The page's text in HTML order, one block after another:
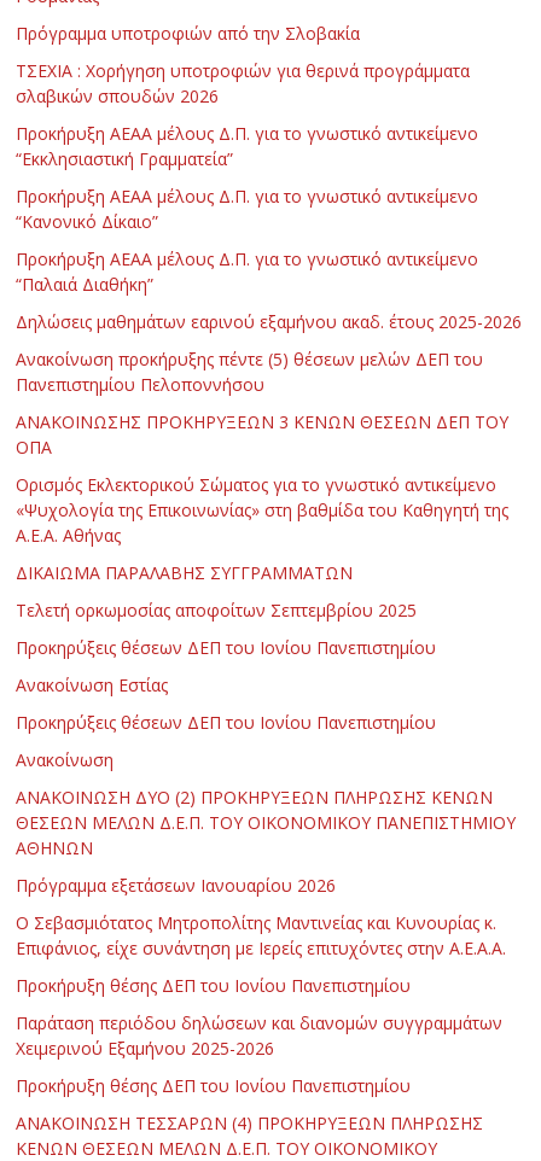
Πρόγραμμα υποτροφιών από την Σλοβακία
ΤΣΕΧΙΑ : Χορήγηση υποτροφιών για θερινά προγράμματα
σλαβικών σπουδών 2026
Προκήρυξη ΑΕΑΑ μέλους Δ.Π. για το γνωστικό αντικείμενο
“Εκκλησιαστική Γραμματεία”
Προκήρυξη ΑΕΑΑ μέλους Δ.Π. για το γνωστικό αντικείμενο
“Κανονικό Δίκαιο”
Προκήρυξη ΑΕΑΑ μέλους Δ.Π. για το γνωστικό αντικείμενο
“Παλαιά Διαθήκη”
Δηλώσεις μαθημάτων εαρινού εξαμήνου ακαδ. έτους 2025-2026
Ανακοίνωση προκήρυξης πέντε (5) θέσεων μελών ΔΕΠ του
Πανεπιστημίου Πελοποννήσου
ΑΝΑΚΟΙΝΩΣΗΣ ΠΡΟΚΗΡΥΞΕΩΝ 3 ΚΕΝΩΝ ΘΕΣΕΩΝ ΔΕΠ ΤΟΥ
ΟΠΑ
Ορισμός Εκλεκτορικού Σώματος για το γνωστικό αντικείμενο
«Ψυχολογία της Επικοινωνίας» στη βαθμίδα του Καθηγητή της
Α.Ε.Α. Αθήνας
ΔΙΚΑΙΩΜΑ ΠΑΡΑΛΑΒΗΣ ΣΥΓΓΡΑΜΜΑΤΩΝ
Τελετή ορκωμοσίας αποφοίτων Σεπτεμβρίου 2025
Προκηρύξεις θέσεων ΔΕΠ του Ιονίου Πανεπιστημίου
Ανακοίνωση Εστίας
Προκηρύξεις θέσεων ΔΕΠ του Ιονίου Πανεπιστημίου
Ανακοίνωση
ΑΝΑΚΟΙΝΩΣΗ ΔΥΟ (2) ΠΡΟΚΗΡΥΞΕΩΝ ΠΛΗΡΩΣΗΣ ΚΕΝΩΝ
ΘΕΣΕΩΝ ΜΕΛΩΝ Δ.Ε.Π. ΤΟΥ ΟΙΚΟΝΟΜΙΚΟΥ ΠΑΝΕΠΙΣΤΗΜΙΟΥ
ΑΘΗΝΩΝ
Πρόγραμμα εξετάσεων Ιανουαρίου 2026
Ο Σεβασμιότατος Μητροπολίτης Μαντινείας και Κυνουρίας κ.
Επιφάνιος, είχε συνάντηση με Ιερείς επιτυχόντες στην Α.Ε.Α.Α.
Προκήρυξη θέσης ΔΕΠ του Ιονίου Πανεπιστημίου
Παράταση περιόδου δηλώσεων και διανομών συγγραμμάτων
Χειμερινού Εξαμήνου 2025-2026
Προκήρυξη θέσης ΔΕΠ του Ιονίου Πανεπιστημίου
ΑΝΑΚΟΙΝΩΣΗ ΤΕΣΣΑΡΩΝ (4) ΠΡΟΚΗΡΥΞΕΩΝ ΠΛΗΡΩΣΗΣ
ΚΕΝΩΝ ΘΕΣΕΩΝ ΜΕΛΩΝ Δ.Ε.Π. ΤΟΥ ΟΙΚΟΝΟΜΙΚΟΥ